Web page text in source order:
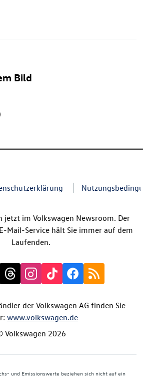
Bild
jetzt im Volkswagen Newsroom. Der
Mail-Service hält Sie immer auf dem
Laufenden.
der Volkswagen AG finden Sie
www.volkswagen.de
Volkswagen 2026
und Emissionswerte beziehen sich nicht auf ein